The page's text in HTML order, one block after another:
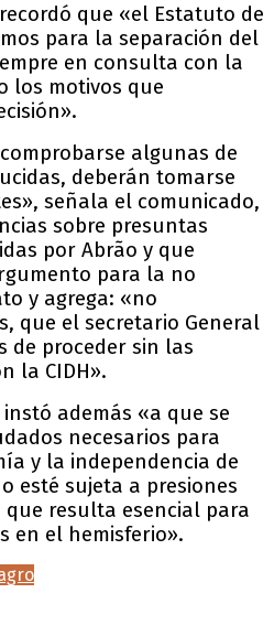
que «el Estatuto de
para la separación del
en consulta con la
los motivos que
algunas de
deberán tomarse
señala el comunicado,
sobre presuntas
por Abrão y que
para la no
y agrega: «no
que el secretario General
de proceder sin las
la CIDH».
además «a que se
necesarios para
y la independencia de
esté sujeta a presiones
resulta esencial para
en el hemisferio».